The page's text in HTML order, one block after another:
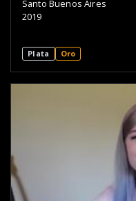
Santo Buenos Aires
2019
Plata Oro